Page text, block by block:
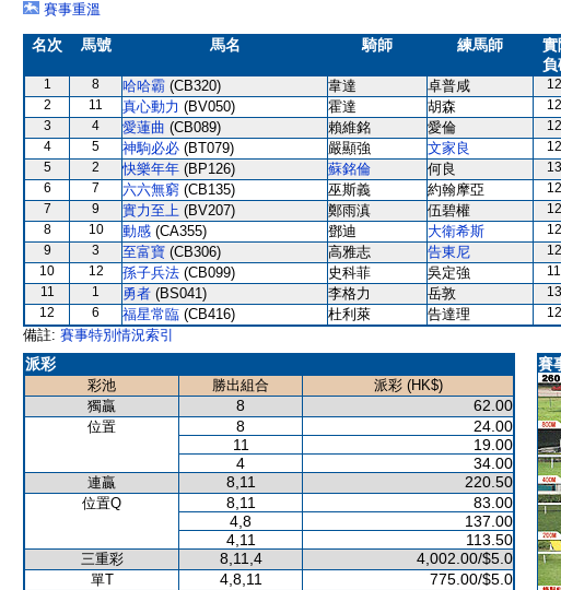
賽事重溫
名次 馬號 馬名 騎師 練馬師
實
負
1 8 哈哈霸 (CB320) 韋達 卓普咸
2
11 真心動力 (BV050) 霍達 胡森
3
4 愛蓮曲 (CB089) 賴維銘 愛倫
4
5 神駒必必 (BT079) 嚴顯強 文家良
5
2 快樂年年 (BP126) 蘇銘倫 何良
6
7 六六無窮 (CB135) 巫斯義 約翰摩亞
7
9 實力至上 (BV207) 鄭雨滇 伍碧權
8
10 動感 (CA355) 鄧迪 大衛希斯
9
3 至富寶 (CB306) 高雅志 告東尼
10
12 孫子兵法 (CB099) 史科菲 吳定強
11
1 勇者 (BS041) 李格力 岳敦
12
6 福星常臨 (CB416) 杜利萊 告達理
備註: 賽事特別情況索引
派彩
彩池 勝出組合
派彩 (HK$)
獨贏
8 62.00
位置 8
24.00
11
19.00
4
34.00
連贏 8,11 220.50
位置Q 8,11
83.00
4,8
137.00
4,11
113.50
三重彩 8,11,4 4,002.00/$5.0
單T 4,8,11 775.00/$5.0
賽